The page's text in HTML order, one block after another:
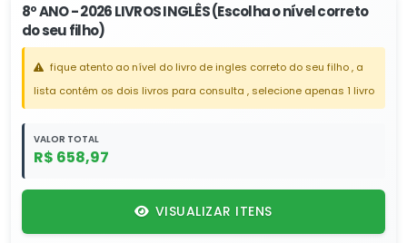
8º ANO - 2026 LIVROS INGLÊS (Escolha o nível correto
do seu filho)
fique atento ao nível do livro de ingles correto do seu filho , a
lista contém os dois livros para consulta , selecione apenas 1 livro
VALOR TOTAL
R$ 658,97
VISUALIZAR ITENS